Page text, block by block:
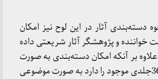
دسته‌بندی آثار در این لوح نیز امکان
و پژوهشگر آثار شریعتی داده
بر آنکه امکان دسته‌بندی به صورت
مجموعه آثار 36جلدی موجود را دارد به صورت موضوعی